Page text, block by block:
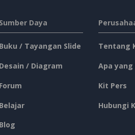
Sumber Daya
Buku / Tayangan Slide
Desain / Diagram
Forum
Belajar
Blog
Tentang
Apa yang
Kit Pers
Hubungi